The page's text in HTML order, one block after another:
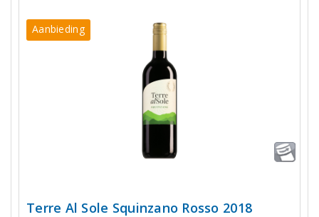
Aanbieding
Terre Al Sole Squinzano Rosso 2018